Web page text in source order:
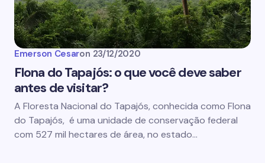
Emerson Cesaron 23/12/2020
Flona do Tapajós: o que você deve saber
antes de visitar?
A Floresta Nacional do Tapajós, conhecida como Flona
do Tapajós, é uma unidade de conservação federal
com 527 mil hectares de área, no estado…